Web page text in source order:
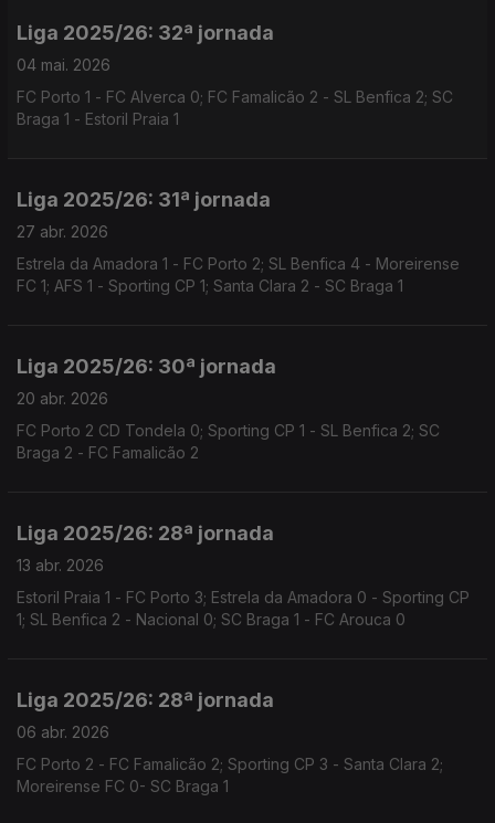
Liga 2025/26: 32ª jornada
04 mai. 2026
FC Porto 1 - FC Alverca 0; FC Famalicão 2 - SL Benfica 2; SC
Braga 1 - Estoril Praia 1
Liga 2025/26: 31ª jornada
27 abr. 2026
Estrela da Amadora 1 - FC Porto 2; SL Benfica 4 - Moreirense
FC 1; AFS 1 - Sporting CP 1; Santa Clara 2 - SC Braga 1
Liga 2025/26: 30ª jornada
20 abr. 2026
FC Porto 2 CD Tondela 0; Sporting CP 1 - SL Benfica 2; SC
Braga 2 - FC Famalicão 2
Liga 2025/26: 28ª jornada
13 abr. 2026
Estoril Praia 1 - FC Porto 3; Estrela da Amadora 0 - Sporting CP
1; SL Benfica 2 - Nacional 0; SC Braga 1 - FC Arouca 0
Liga 2025/26: 28ª jornada
06 abr. 2026
FC Porto 2 - FC Famalicão 2; Sporting CP 3 - Santa Clara 2;
Moreirense FC 0- SC Braga 1